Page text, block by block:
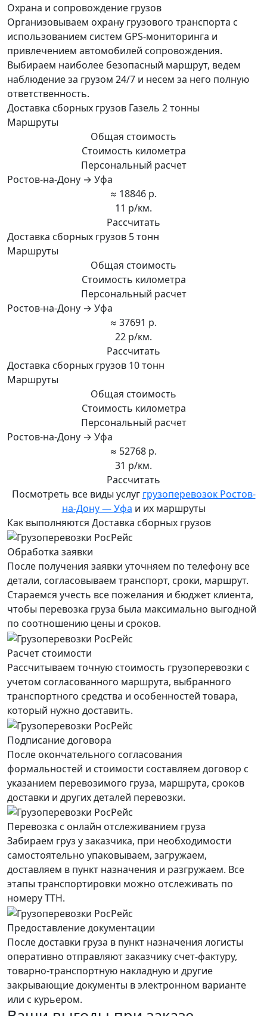
Охрана и сопровождение грузов
Организовываем охрану грузового транспорта с
использованием систем GPS-мониторинга и
привлечением автомобилей сопровождения.
Выбираем наиболее безопасный маршрут, ведем
наблюдение за грузом 24/7 и несем за него полную
ответственность.
Доставка сборных грузов Газель 2 тонны
Маршруты
Общая стоимость
Стоимость километра
Персональный расчет
Ростов-на-Дону → Уфа
≈ 18846 р.
11 р/км.
Рассчитать
Доставка сборных грузов 5 тонн
Маршруты
Общая стоимость
Стоимость километра
Персональный расчет
Ростов-на-Дону → Уфа
≈ 37691 р.
22 р/км.
Рассчитать
Доставка сборных грузов 10 тонн
Маршруты
Общая стоимость
Стоимость километра
Персональный расчет
Ростов-на-Дону → Уфа
≈ 52768 р.
31 р/км.
Рассчитать
Посмотреть все виды услуг грузоперевозок Ростов-
на-Дону — Уфа и их маршруты
Как выполняются Доставка сборных грузов
Обработка заявки
После получения заявки уточняем по телефону все
детали, согласовываем транспорт, сроки, маршрут.
Стараемся учесть все пожелания и бюджет клиента,
чтобы перевозка груза была максимально выгодной
по соотношению цены и сроков.
Расчет стоимости
Рассчитываем точную стоимость грузоперевозки с
учетом согласованного маршрута, выбранного
транспортного средства и особенностей товара,
который нужно доставить.
Подписание договора
После окончательного согласования
формальностей и стоимости составляем договор с
указанием перевозимого груза, маршрута, сроков
доставки и других деталей перевозки.
Перевозка с онлайн отслеживанием груза
Забираем груз у заказчика, при необходимости
самостоятельно упаковываем, загружаем,
доставляем в пункт назначения и разгружаем. Все
этапы транспортировки можно отслеживать по
номеру ТТН.
Предоставление документации
После доставки груза в пункт назначения логисты
оперативно отправляют заказчику счет-фактуру,
товарно-транспортную накладную и другие
закрывающие документы в электронном варианте
или с курьером.